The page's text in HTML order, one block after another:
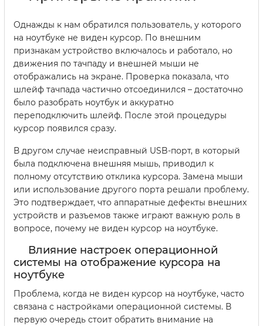
Однажды к нам обратился пользователь, у которого
на ноутбуке не виден курсор. По внешним
признакам устройство включалось и работало, но
движения по тачпаду и внешней мыши не
отображались на экране. Проверка показала, что
шлейф тачпада частично отсоединился – достаточно
было разобрать ноутбук и аккуратно
переподключить шлейф. После этой процедуры
курсор появился сразу.
В другом случае неисправный USB-порт, в который
была подключена внешняя мышь, приводил к
полному отсутствию отклика курсора. Замена мыши
или использование другого порта решали проблему.
Это подтверждает, что аппаратные дефекты внешних
устройств и разъемов также играют важную роль в
вопросе, почему не виден курсор на ноутбуке.
Влияние настроек операционной
системы на отображение курсора на
ноутбуке
Проблема, когда не виден курсор на ноутбуке, часто
связана с настройками операционной системы. В
первую очередь стоит обратить внимание на